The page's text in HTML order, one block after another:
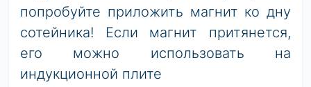
попробуйте приложить магнит ко дну
сотейника! Если магнит притянется,
его можно использовать на
индукционной плите